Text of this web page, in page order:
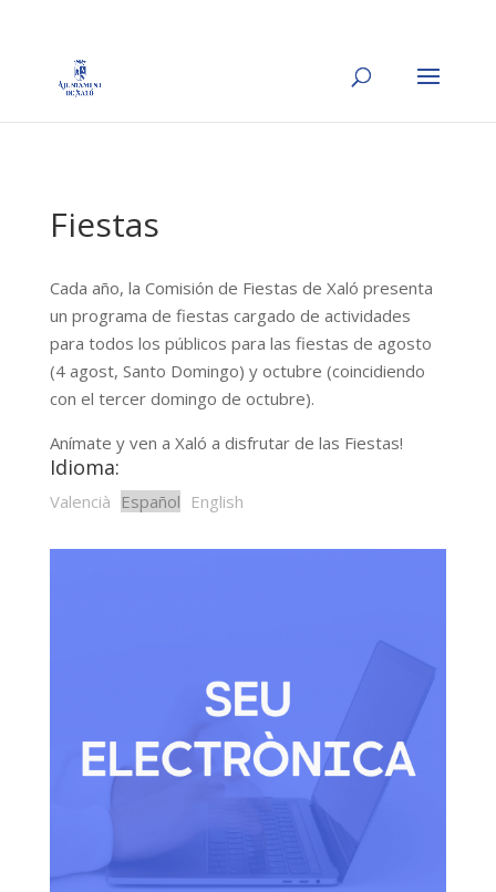
Fiestas
Cada año, la Comisión de Fiestas de Xaló presenta
un programa de fiestas cargado de actividades
para todos los públicos para las fiestas de agosto
(4 agost, Santo Domingo) y octubre (coincidiendo
con el tercer domingo de octubre).
Anímate y ven a Xaló a disfrutar de las Fiestas!
Idioma:
Valencià Español English